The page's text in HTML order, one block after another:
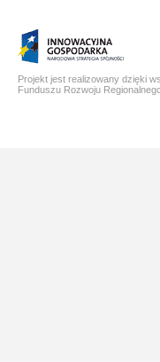
Projekt jest realizowany dzięki
Funduszu Rozwoju